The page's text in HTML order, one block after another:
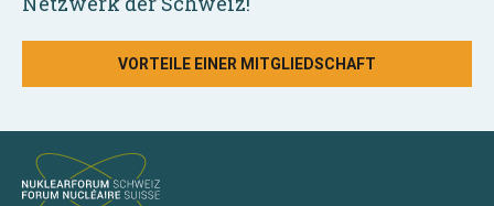
VORTEILE EINER MITGLIEDSCHAFT